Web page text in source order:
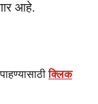
आहे.
क्लिक